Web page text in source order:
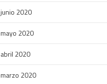
junio 2020
mayo 2020
abril 2020
marzo 2020